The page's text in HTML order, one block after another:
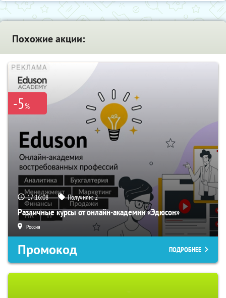
Похожие акции:
-5%
17:16:07 Получили:2
Различные курсы от онлайн-академии «Эдюсон»
Россия
Промокод ПОДРОБНЕЕ